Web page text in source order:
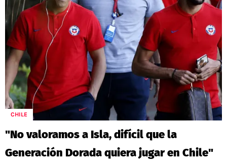
CHILE
"No valoramos a Isla, difícil que la
Generación Dorada quiera jugar en Chile"